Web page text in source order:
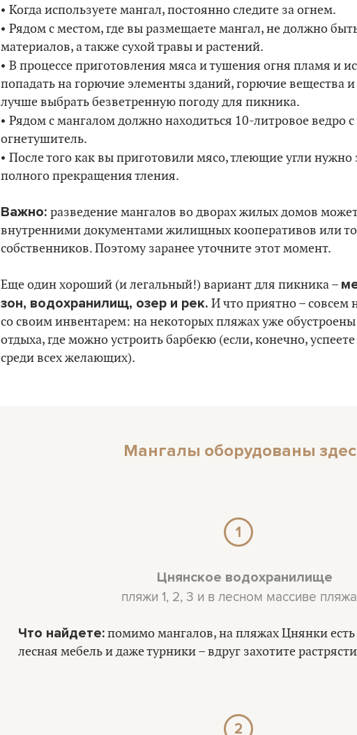
• Когда используете мангал, постоянно следите за огнем.
• Рядом с местом, где вы размещаете мангал, не должно
материалов, а также сухой травы и растений.
• В процессе приготовления мяса и тушения огня пламя и
попадать на горючие элементы зданий, горючие вещества
лучше выбрать безветренную погоду для пикника.
• Рядом с мангалом должно находиться 10-литровое ведро
огнетушитель.
• После того как вы приготовили мясо, тлеющие угли нужно
полного прекращения тления.
Важно: разведение мангалов во дворах жилых домов
внутренними документами жилищных кооперативов или
собственников. Поэтому заранее уточните этот момент.
Еще один хороший (и легальный!) вариант для пикника –
зон, водохранилищ, озер и рек. И что приятно – совсем
со своим инвентарем: на некоторых пляжах уже
отдыха, где можно устроить барбекю (если, конечно,
среди всех желающих).
Мангалы оборудованы
1
Цнянское водохранилище
пляжи 1, 2, 3 и в лесном массиве
Что найдете:помимо мангалов, на пляжах Цнянки есть
лесная мебель и даже турники – вдруг захотите
2